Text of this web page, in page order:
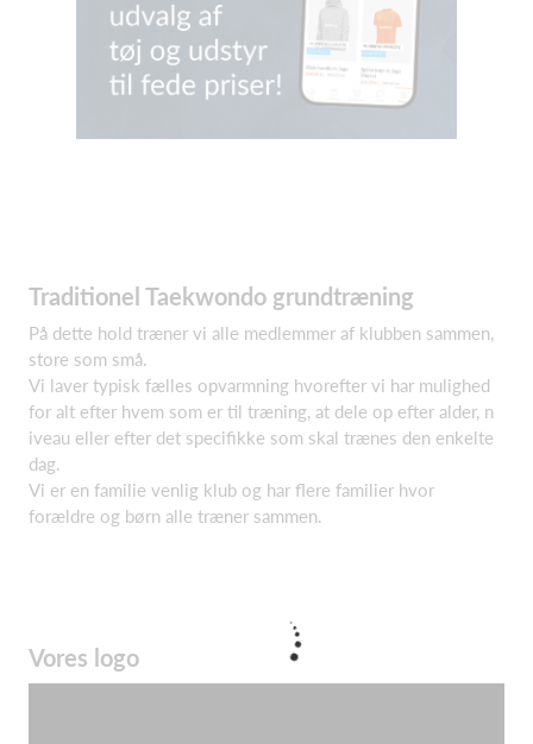
Traditionel Taekwondo grundtræning
På dette hold træner vi alle medlemmer af klubben sammen,
store som små.
Vi laver typisk fælles opvarmning hvorefter vi har mulighed
for alt efter hvem som er til træning, at dele op efter alder, n
iveau eller efter det specifikke som skal trænes den enkelte
dag.
Vi er en familie venlig klub og har flere familier hvor
forældre og børn alle træner sammen.
Vores logo